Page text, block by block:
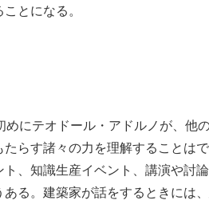
とになる。
にテオドール・アドルノが、他
らす諸々の力を理解することは
、知識生産イベント、講演や討
る。建築家が話をするときには